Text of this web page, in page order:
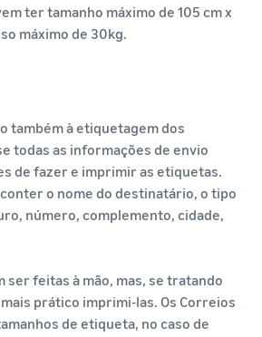
ter tamanho máximo de 105 cm x
máximo de 30kg.
também à etiquetagem dos
todas as informações de envio
de fazer e imprimir as etiquetas.
o nome do destinatário, o tipo
número, complemento, cidade,
ser feitas à mão, mas, se tratando
prático imprimi-las. Os Correios
de etiqueta, no caso de